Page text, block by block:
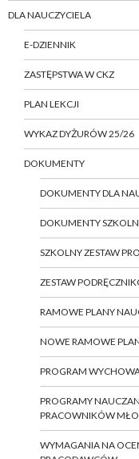
DLA NAUCZYCIELA
E-DZIENNIK
ZASTĘPSTWA W CKZ
PLAN LEKCJI
WYKAZ DYŻURÓW 25/26
DOKUMENTY
DOKUMENTY DLA
DOKUMENTY
SZKOLNY ZESTAW
ZESTAW
RAMOWE PLANY
NOWE RAMOWE
PROGRAM
PROGRAMY
PRACOWNIKÓW
WYMAGANIA NA